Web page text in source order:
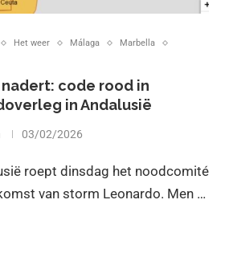
Het weer Málaga
Marbella
code rood in
in Andalusië
03/02/2026
roept dinsdag het noodcomité
van storm Leonardo. Men …